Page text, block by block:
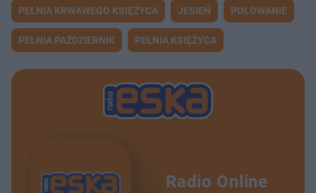
PEŁNIA KRWAWEGO KSIĘŻYCA JESIEŃ POLOWANIE
PEŁNIA PAŹDZIERNIK PEŁNIA KSIĘŻYCA
Radio Online